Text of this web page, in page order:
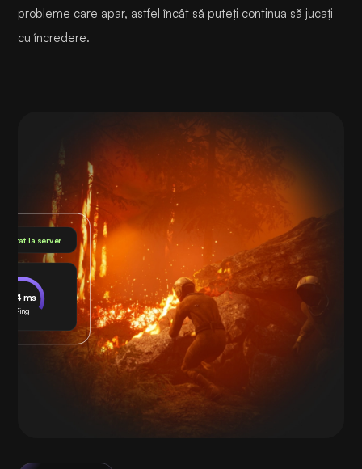
probleme care apar, astfel încât să puteți continua să jucați
cu încredere.
la server
24 ms
Ping